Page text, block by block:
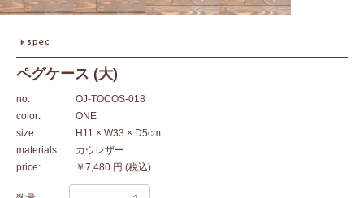
ペグケース (大)
no:
OJ-TOCOS-018
color:
ONE
size:
H11 × W33 × D5cm
materials:
カウレザー
price:
￥7,480 円 (税込)